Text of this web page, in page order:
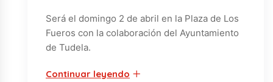
Será el domingo 2 de abril en la Plaza de Los
Fueros con la colaboración del Ayuntamiento
de Tudela.
Continuar leyendo